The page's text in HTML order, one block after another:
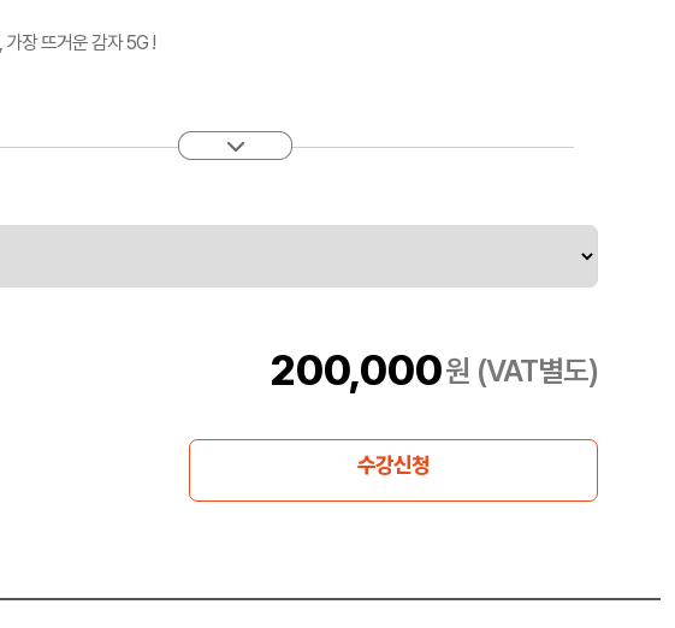
장 뜨거운 감자 5G !
는 5G의 NSA, SA 네트워크, 멀티 액세스 엣지 컴퓨팅 등 핵심 용어들이 최근 급
AR을 뒷받침하는 5G 핵심 특성을 이해하고 5G 관련 비즈니스 모델 설계까지 아우
200,000원 (VAT별도)
수강신청